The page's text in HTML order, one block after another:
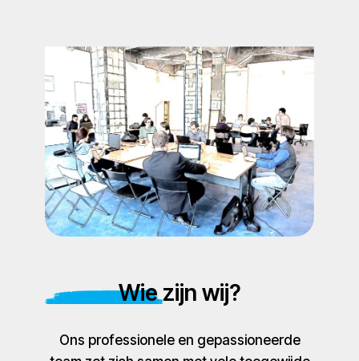
Wie zijn wij?
Ons professionele en gepassioneerde